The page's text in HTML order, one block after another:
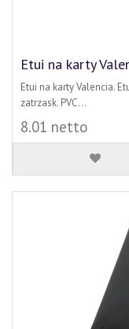
Etui na karty
Etui na karty Valencia.
zatrzask. PVC...
8.01 netto